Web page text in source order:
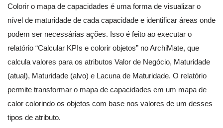
Colorir o mapa de capacidades é uma forma de visualizar o
nível de maturidade de cada capacidade e identificar áreas onde
podem ser necessárias ações. Isso é feito ao executar o
relatório “Calcular KPIs e colorir objetos” no ArchiMate, que
calcula valores para os atributos Valor de Negócio, Maturidade
(atual), Maturidade (alvo) e Lacuna de Maturidade. O relatório
permite transformar o mapa de capacidades em um mapa de
calor colorindo os objetos com base nos valores de um desses
tipos de atributo.